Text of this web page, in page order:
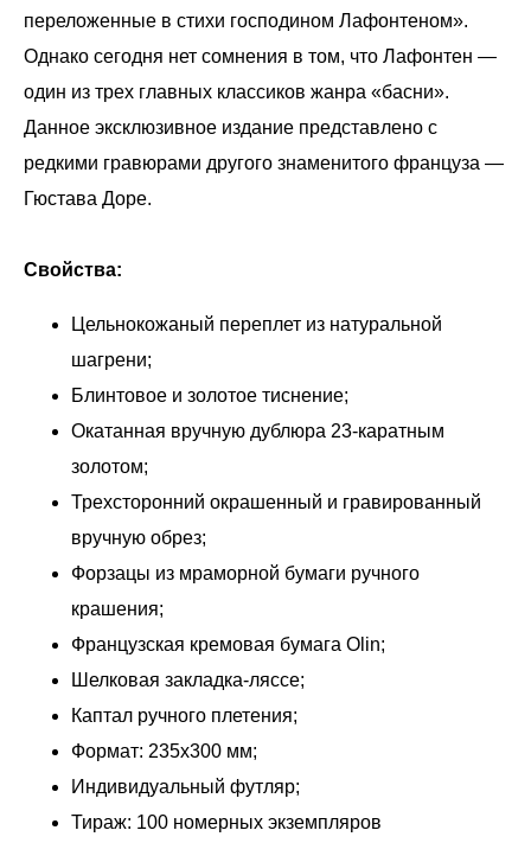
переложенные в стихи господином Лафонтеном».
Однако сегодня нет сомнения в том, что Лафонтен —
один из трех главных классиков жанра «басни».
Данное эксклюзивное издание представлено с
редкими гравюрами другого знаменитого француза —
Гюстава Доре.
Свойства:
Цельнокожаный переплет из натуральной
шагрени;
Блинтовое и золотое тиснение;
Окатанная вручную дублюра 23-каратным
золотом;
Трехсторонний окрашенный и гравированный
вручную обрез;
Форзацы из мраморной бумаги ручного
крашения;
Французская кремовая бумага Olin;
Шелковая закладка-ляссе;
Каптал ручного плетения;
Формат: 235х300 мм;
Индивидуальный футляр;
Тираж: 100 номерных экземпляров